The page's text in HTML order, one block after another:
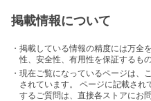
掲載情報について
・掲載している情報の精度には万全
性、安全性、有用性を保証するも
・現在ご覧になっているページは、
されています。 ページに記載され
するご質問は、直接各ストアにお